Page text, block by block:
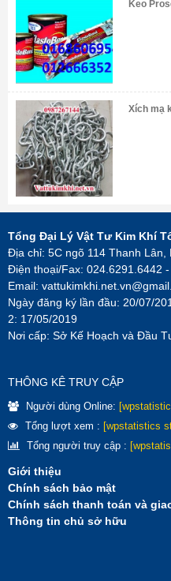
Keo
Xích mạ
Tổng Đại Lý Vật Tư Kim Khí
Địa chỉ: 5C ngõ 114 Thanh
Điện thoại/Fax: 024.6291.6442
Email:
Ngày đăng ký lần đầu: 20/07/
2: 17/05/2019
Nơi cấp: Sở Kế Hoạch và Đầu
THÔNG KÊ TRUY CẬP
Người dùng Online:
Tổng lượt xem : [wpstatistics
Tổng người truy cập :
Giới thiệu
Chính sách bảo mật
Chính sách thanh toán và
Thông tin chủ sở hữu